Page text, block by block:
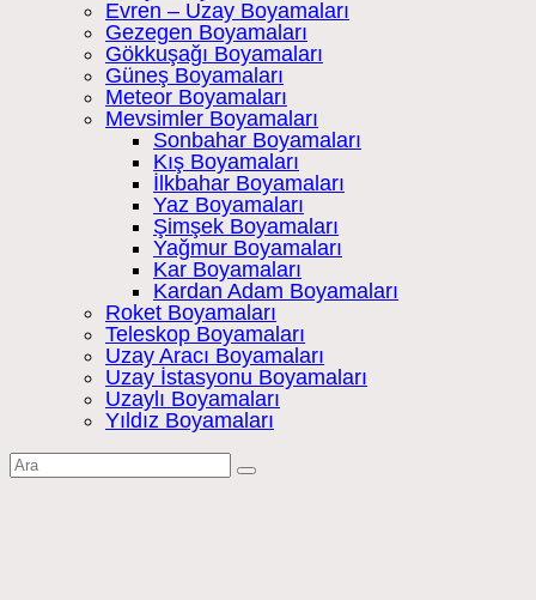
Evren – Uzay Boyamaları
Gezegen Boyamaları
Gökkuşağı Boyamaları
Güneş Boyamaları
Meteor Boyamaları
Mevsimler Boyamaları
Sonbahar Boyamaları
Kış Boyamaları
İlkbahar Boyamaları
Yaz Boyamaları
Şimşek Boyamaları
Yağmur Boyamaları
Kar Boyamaları
Kardan Adam Boyamaları
Roket Boyamaları
Teleskop Boyamaları
Uzay Aracı Boyamaları
Uzay İstasyonu Boyamaları
Uzaylı Boyamaları
Yıldız Boyamaları